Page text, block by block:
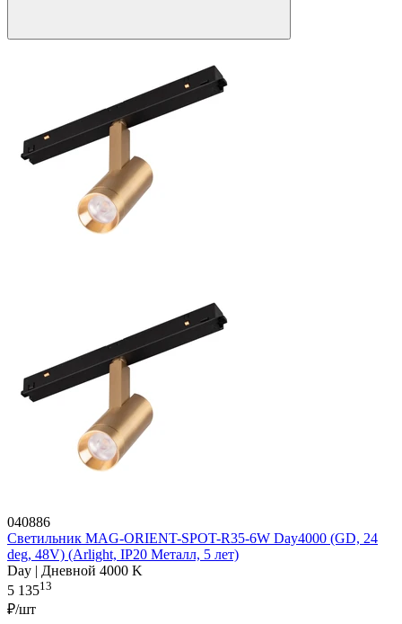
040886
Светильник MAG-ORIENT-SPOT-R35-6W Day4000 (GD, 24
deg, 48V) (Arlight, IP20 Металл, 5 лет)
Day | Дневной 4000 K
5 13513
₽/шт